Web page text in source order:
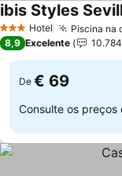
3 EstrelasHotel Piscina na
ibis Styles
8,9 Excelente 10.784
De € 69
Consulte os preços